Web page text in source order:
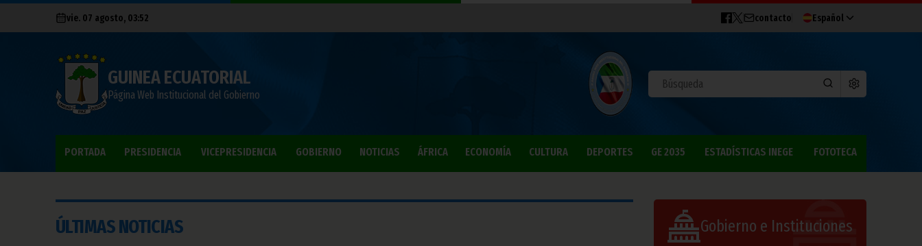
vie. 07 agosto, 03:52 contacto Español
GUINEA ECUATORIAL
Página Web Institucional del Gobierno
PORTADA PRESIDENCIA VICEPRESIDENCIA GOBIERNO NOTICIAS ÁFRICA ECONOMÍA CULTURA DEPORTES GE 2035 ESTADÍSTICAS INEGE FOTOTECA
ÚLTIMAS NOTICIAS Gobierno e Instituciones